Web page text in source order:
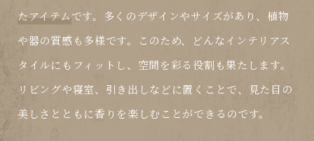
たアイテムです。多くのデザインやサイズがあり、植物
や器の質感も多様です。このため、どんなインテリアス
タイルにもフィットし、空間を彩る役割も果たします。
リビングや寝室、引き出しなどに置くことで、見た目の
美しさとともに香りを楽しむことができるのです。